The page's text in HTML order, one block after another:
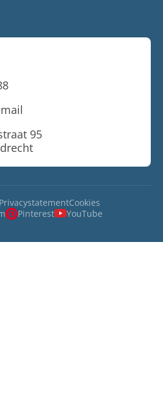
95
PrivacystatementCookies
Pinterest
YouTube